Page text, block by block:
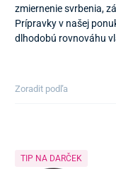
zmiernenie svrbenia,
Prípravky v našej
dlhodobú rovnováhu
Zoradit podľa
TIP NA DARČEK